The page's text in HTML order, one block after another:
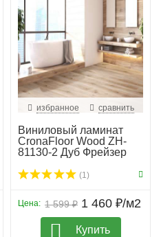
избранное сравнить
Виниловый ламинат
CronaFloor Wood ZH-
81130-2 Дуб Фрейзер
(1)
1 599 ₽
Цена: 1 460 ₽/м2
Купить